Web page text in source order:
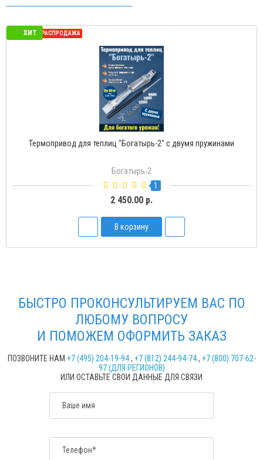
ХИТ
СЕЗОННАЯ РАСПРОДАЖА
Термопривод для теплиц "Богатырь-2" с двумя пружинами
Богатырь-2
1
2 450.00 р.
В корзину
БЫСТРО ПРОКОНСУЛЬТИРУЕМ ВАС ПО
ЛЮБОМУ ВОПРОСУ
И ПОМОЖЕМ ОФОРМИТЬ ЗАКАЗ
ПОЗВОНИТЕ НАМ +7 (495) 204-19-94, +7 (812) 244-94-74, +7 (800) 707-62-
97 (ДЛЯ РЕГИОНОВ)
ИЛИ ОСТАВЬТЕ СВОИ ДАННЫЕ ДЛЯ СВЯЗИ
Ваше имя
Телефон*